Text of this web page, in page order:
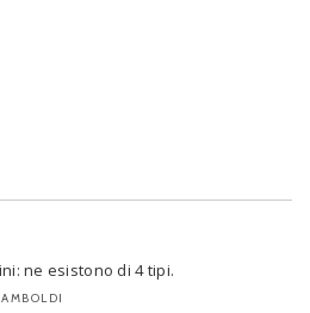
ne esistono di 4 tipi.